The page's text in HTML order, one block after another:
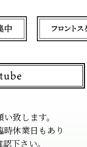
致します。
休業日もあり
下さい。